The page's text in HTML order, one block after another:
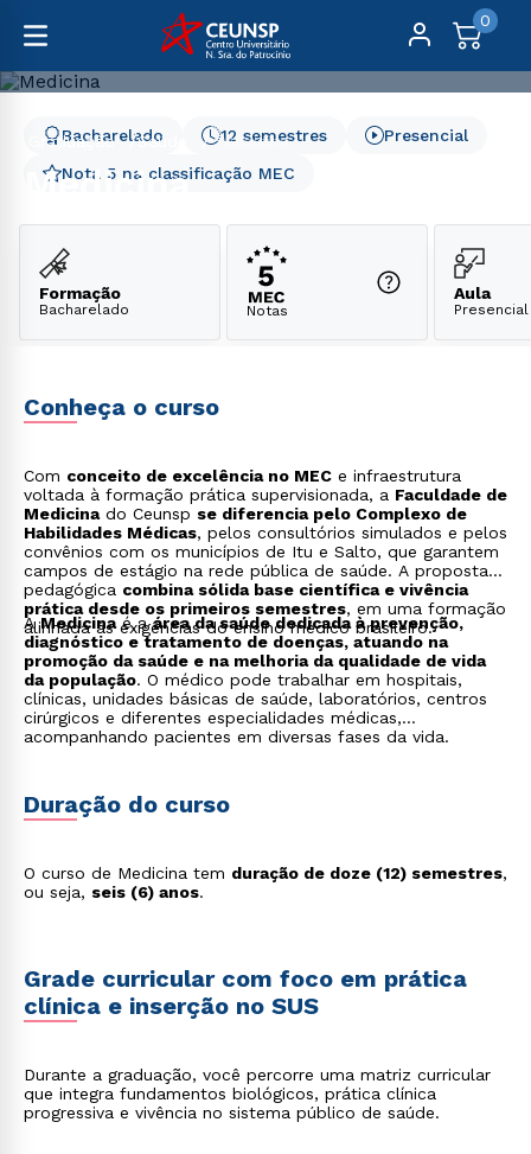
0
Graduação Saúde Medicina
Medicina
Nota 5 na classificação MEC
12 semestres
Bacharelado Presencial
Formação
Bacharelado Notas
Aula
Presencial
Conheça o curso
Com conceito de excelência no MEC e infraestrutura
voltada à formação prática supervisionada, a Faculdade de
Medicinado Ceunsp se diferencia pelo Complexo de
Habilidades Médicas, pelos consultórios simulados e pelos
convênios com os municípios de Itu e Salto, que garantem
campos de estágio na rede pública de saúde. A proposta
pedagógica combina sólida base científica e vivência
prática desde os primeiros semestres, em uma formação
alinhada às exigências do ensino médico brasileiro.
AMedicinaé aárea da saúde dedicada à prevenção,
diagnóstico e tratamento de doenças, atuando na
promoção da saúde e na melhoria da qualidade de vida
da população. O médico pode trabalhar em hospitais,
clínicas, unidades básicas de saúde, laboratórios, centros
cirúrgicos e diferentes especialidades médicas,
acompanhando pacientes em diversas fases da vida.
Duração do curso
O curso de Medicina tem duração de doze (12) semestres,
ou seja, seis (6) anos.
Grade curricular com foco em prática
clínica e inserção no SUS
Durante a graduação, você percorre uma matriz curricular
que integra fundamentos biológicos, prática clínica
progressiva e vivência no sistema público de saúde.